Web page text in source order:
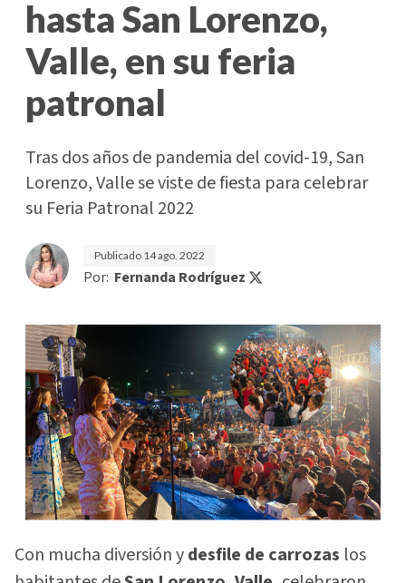
hasta San Lorenzo,
Valle, en su feria
patronal
Tras dos años de pandemia del covid-19, San
Lorenzo, Valle se viste de fiesta para celebrar
su Feria Patronal 2022
Publicado 14 ago. 2022
Por: Fernanda Rodríguez
Con mucha diversión ydesfile de carrozas los